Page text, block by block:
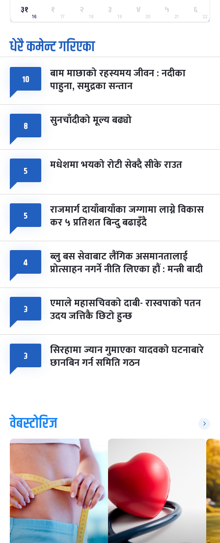
२५
मंगल
ग्याल्पो ल्होसार
फाल्गुन २५, २०८३ Mar 9, 2027
७ महिना बाँकी
७
आइत
पूर्णिमा व्रत
चैत्र ७, २०८३-
८
सोम
फागुपूर्णिमा
चैत्र ८, २०८३-Mar 22, 2027
७ महिना बाँकी
३१
16
१
17
२
18
३
19
४
20
५
21
६
22
धेरै कमेन्ट गरिएका
१० बाम माछाको रहस्यमय जीवन : नदीका
पाहुना, समुद्रका सन्तान
८ सुनचाँदीको मूल्य बढ्यो
५ मधेशमा भयको रोटी सेक्दै सीके राउत
५ राजमार्ग दायाँबायाँका जग्गामा लाग्ने विकास
कर ५ प्रतिशत बिन्दु बढाइँदै
४ ब्लु बस सेवाबाट लैंगिक असमानतालाई
प्रोत्साहन नगर्ने नीति लिएका हौं : मन्त्री बादी
३ एमाले महासचिवको दाबी- रास्वपाको पतन
उदय जत्तिकै छिटो हुन्छ
३ सिरहामा ज्यान गुमाएका यादवको घटनाबारे
छानबिन गर्न समिति गठन
वेबस्टोरिज